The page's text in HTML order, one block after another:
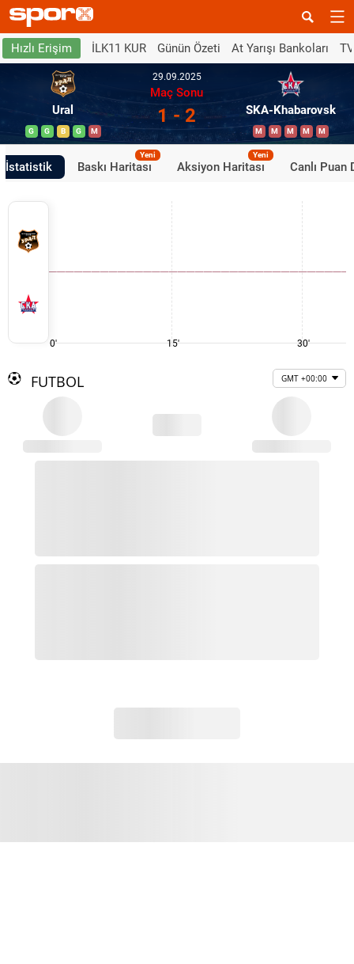
Hızlı Erişim İLK11 KUR Günün Özeti At Yarışı Bankoları
Ural
G G B G M
29.09.2025
Maç Sonu
1 - 2 SKA-Khabarovsk
M M M M M
İstatistik Baskı Haritası
Yeni
Aksiyon Haritası
Yeni
Canlı Puan
0' 15' 30'
FUTBOL GMT +00:00